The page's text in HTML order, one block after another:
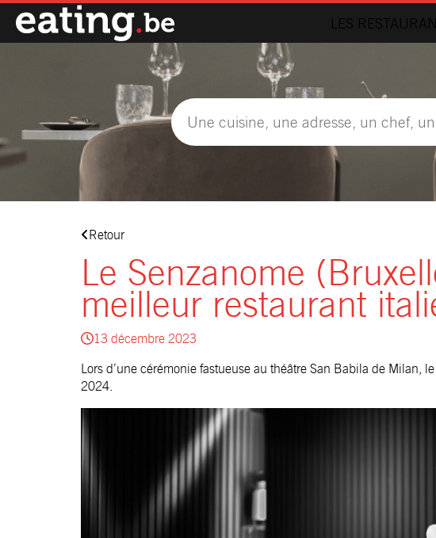
LES
Retour
Le Senzanome
meilleur restaurant
13 décembre 2023
Lors d’une cérémonie fastueuse au théâtre San Babila de Milan,
2024.